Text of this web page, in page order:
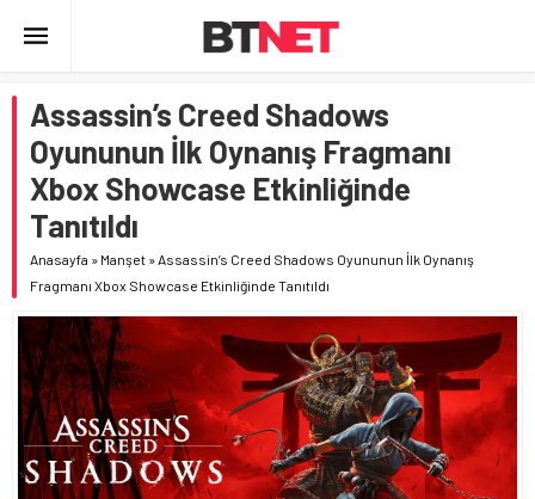
Assassin’s Creed Shadows
Oyununun İlk Oynanış Fragmanı
Xbox Showcase Etkinliğinde
Tanıtıldı
Anasayfa » Manşet »Assassin’s Creed Shadows Oyununun İlk Oynanış
Fragmanı Xbox Showcase Etkinliğinde Tanıtıldı